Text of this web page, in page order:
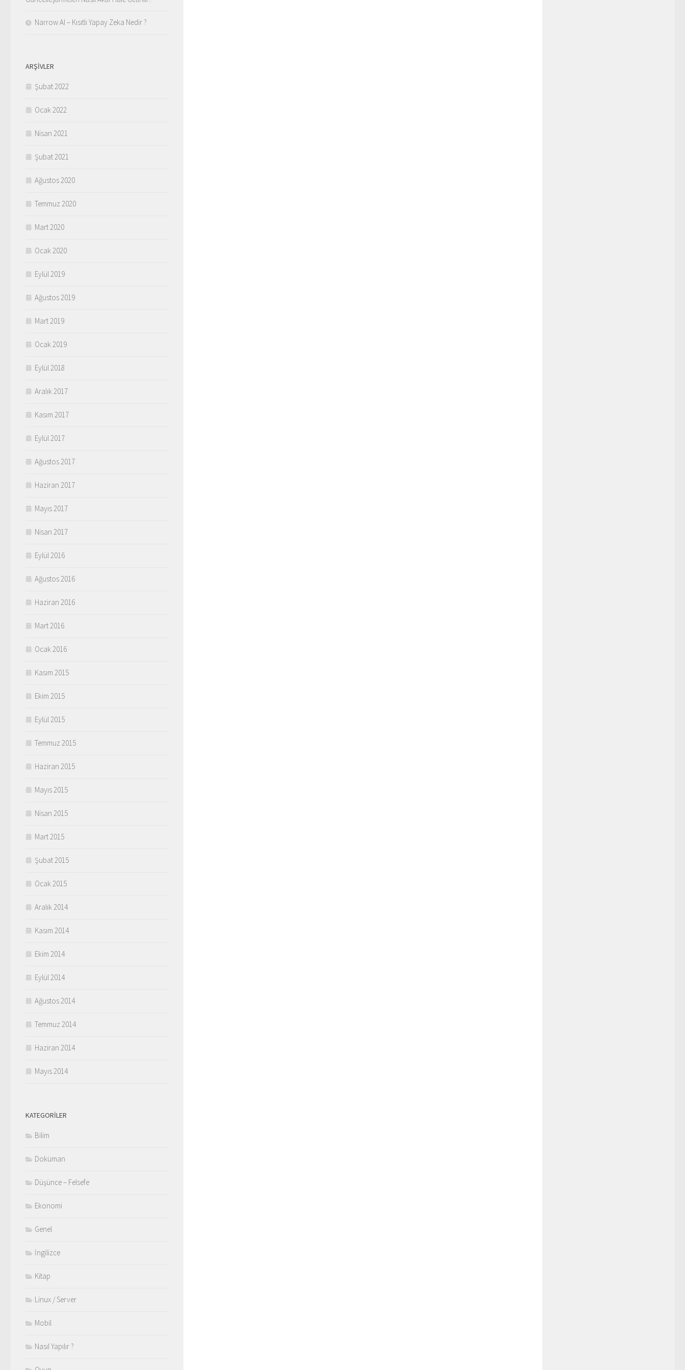
Narrow AI – Kısıtlı Yapay Zeka Nedir ?
ARŞIVLER
Şubat 2022
Ocak 2022
Nisan 2021
Şubat 2021
Ağustos 2020
Temmuz 2020
Mart 2020
Ocak 2020
Eylül 2019
Ağustos 2019
Mart 2019
Ocak 2019
Eylül 2018
Aralık 2017
Kasım 2017
Eylül 2017
Ağustos 2017
Haziran 2017
Mayıs 2017
Nisan 2017
Eylül 2016
Ağustos 2016
Haziran 2016
Mart 2016
Ocak 2016
Kasım 2015
Ekim 2015
Eylül 2015
Temmuz 2015
Haziran 2015
Mayıs 2015
Nisan 2015
Mart 2015
Şubat 2015
Ocak 2015
Aralık 2014
Kasım 2014
Ekim 2014
Eylül 2014
Ağustos 2014
Temmuz 2014
Haziran 2014
Mayıs 2014
KATEGORILER
Bilim
Doküman
Düşünce – Felsefe
Ekonomi
Genel
İngilizce
Kitap
Linux / Server
Mobil
Nasıl Yapılır ?